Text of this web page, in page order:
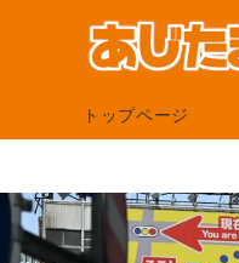
トップページ